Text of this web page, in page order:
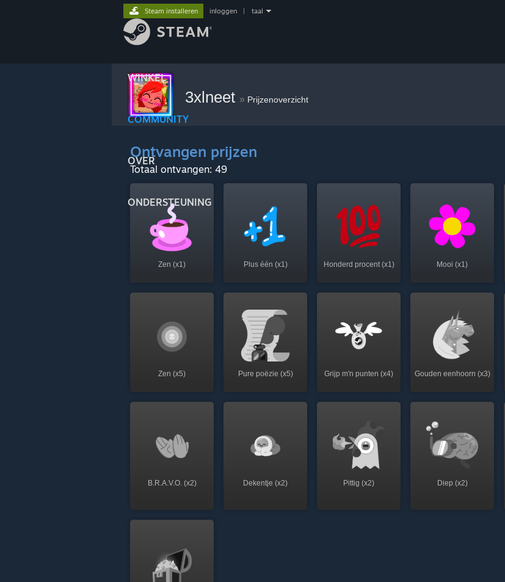
WINKEL
COMMUNITY
OVER
ONDERSTEUNING
Steam installeren inloggen taal
3xlneet » Prijzenoverzicht
Ontvangen prijzen
Totaal ontvangen: 49
Zen (x1) Plus één (x1) Honderd procent (x1) Mooi (x1)
Zen (x5) Pure poëzie (x5) Grijp m'n punten (x4) Gouden eenhoorn (x3)
B.R.A.V.O. (x2) Dekentje (x2) Pittig (x2) Diep (x2)